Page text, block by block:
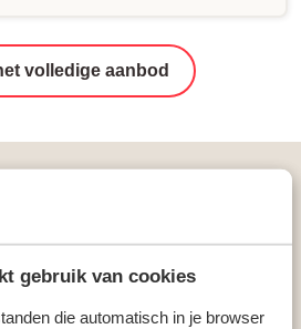
gebruik van cookies
die automatisch in je browser
volledige aanbod
Oostenrijk
Leogang-Fieberbrunn